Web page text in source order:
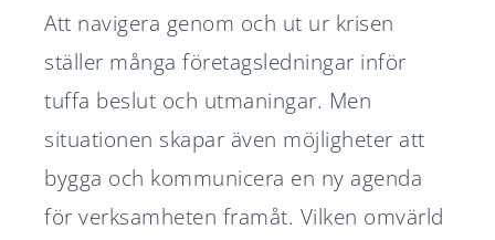
Att navigera genom och ut ur krisen
ställer många företagsledningar inför
tuffa beslut och utmaningar. Men
situationen skapar även möjligheter att
bygga och kommunicera en ny agenda
för verksamheten framåt. Vilken omvärld